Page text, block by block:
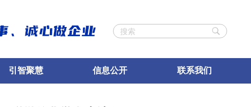
引智聚慧 信息公开 联系我们